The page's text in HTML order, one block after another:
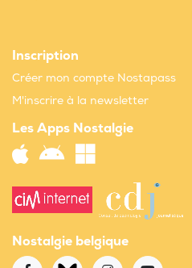
Inscription
Créer mon compte Nostapass
M'inscrire à la newsletter
Les Apps Nostalgie
Nostalgie belgique